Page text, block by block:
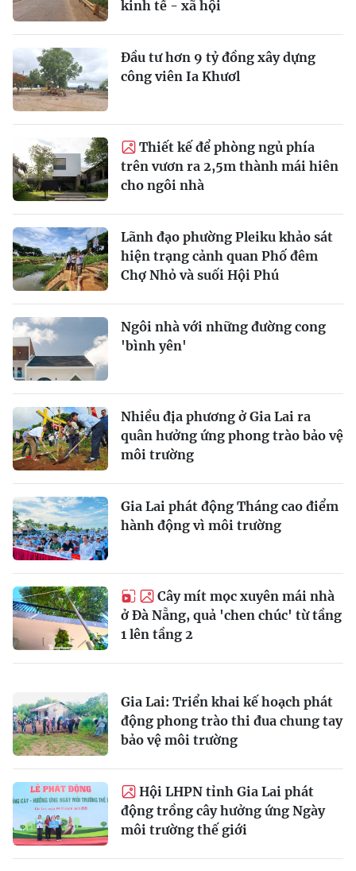
kinh tế - xã hội
Đầu tư hơn 9 tỷ đồng xây dựng
công viên Ia Khươl
Thiết kế để phòng ngủ phía
trên vươn ra 2,5m thành mái hiên
cho ngôi nhà
Lãnh đạo phường Pleiku khảo sát
hiện trạng cảnh quan Phố đêm
Chợ Nhỏ và suối Hội Phú
Ngôi nhà với những đường cong
'bình yên'
Nhiều địa phương ở Gia Lai ra
quân hưởng ứng phong trào bảo vệ
môi trường
Gia Lai phát động Tháng cao điểm
hành động vì môi trường
Cây mít mọc xuyên mái nhà
ở Đà Nẵng, quả 'chen chúc' từ tầng
1 lên tầng 2
Gia Lai: Triển khai kế hoạch phát
động phong trào thi đua chung tay
bảo vệ môi trường
Hội LHPN tỉnh Gia Lai phát
động trồng cây hưởng ứng Ngày
môi trường thế giới